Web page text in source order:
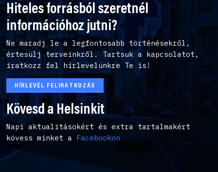
Hiteles forrásból szeretnél
információhoz jutni?
Ne maradj le a legfontosabb történésekről,
értesülj terveinkről. Tartsuk a kapcsolatot,
iratkozz fel hírlevelünkre Te is!
HÍRLEVÉL FELIRATKOZÁS
Kövesd a Helsinkit
Napi aktualitásokért és extra tartalmakért
kövess minket a Facebookon